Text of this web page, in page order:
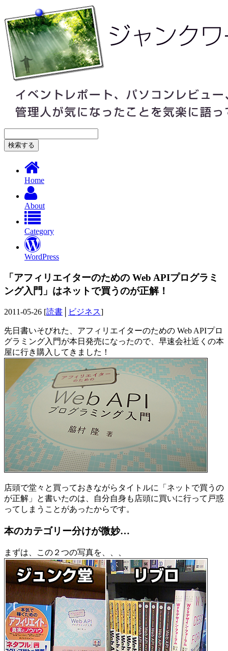
Home
About
Category
WordPress
「アフィリエイターのための Web APIプログラミ
ング入門」はネットで買うのが正解！
2011-05-26 [読書 ビジネス]
先日書いそびれた、アフィリエイターのための Web APIプロ
グラミング入門が本日発売になったので、早速会社近くの本
屋に行き購入してきました！
店頭で堂々と買っておきながらタイトルに「ネットで買うの
が正解」と書いたのは、自分自身も店頭に買いに行って戸惑
ってしまうことがあったからです。
本のカテゴリー分けが微妙…
まずは、この２つの写真を、、、